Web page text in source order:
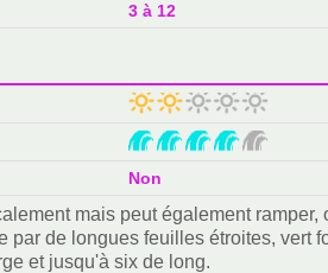
3 à 12
Non
mais peut également
par de longues feuilles étroites, vert
et jusqu'à six de long.